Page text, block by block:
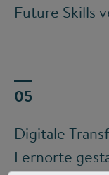
Future Skills
Digitale
Lernorte